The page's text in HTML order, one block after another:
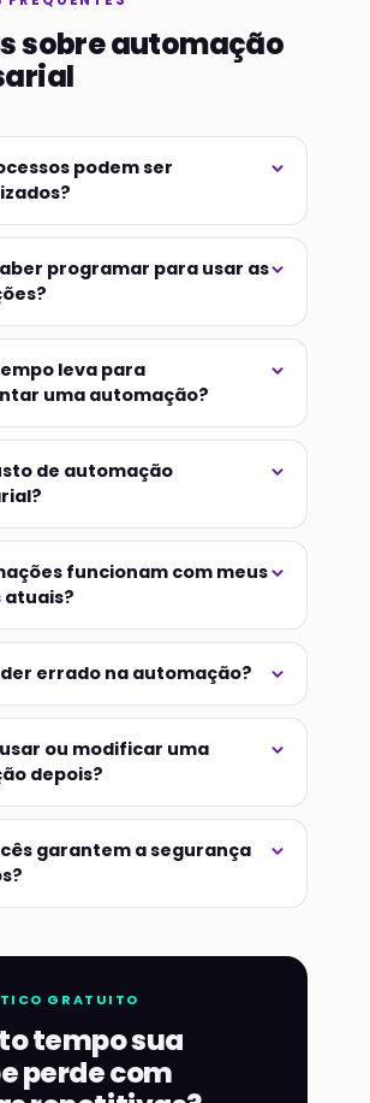
sobre automação
podem ser
programar para usar as
leva para
uma automação?
de automação
funcionam com meus
atuais?
der errado na automação?
ou modificar uma
depois?
garantem a segurança
GRATUITO
tempo sua
perde com